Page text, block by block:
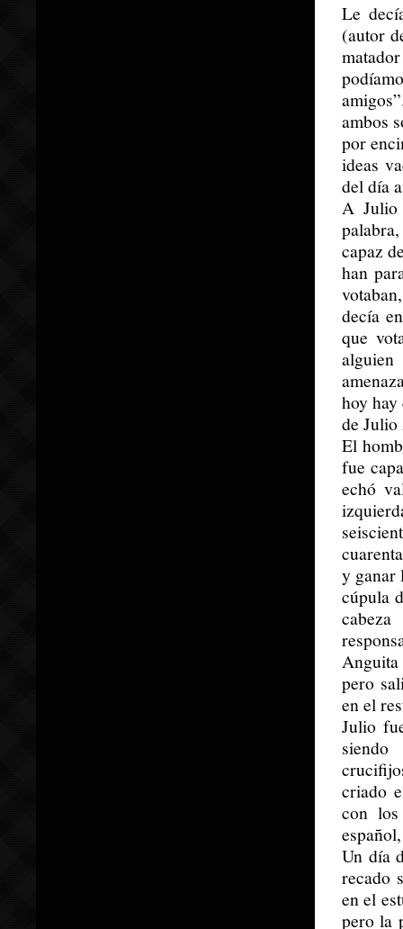
Le
(autor
ambos
por
ideas
del día
A Julio
capaz
han
decía
que
hoy hay
de Julio
El
fue
echó
y ganar
cúpula
Anguita
pero
en el
Julio
criado
con
Un día
recado
en el
pero la